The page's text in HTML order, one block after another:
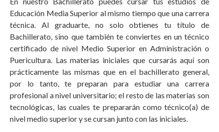
Educación Media Superior al mismo tiempo que una carrera
técnica. Al graduarte, no solo obtienes tu título de
Bachillerato, sino que también te conviertes en un técnico
certificado de nivel Medio Superior en Administración o
Puericultura. Las materias iniciales que cursarás aquí son
prácticamente las mismas que en el bachillerato general,
por lo tanto, te preparan para estudiar una carrera
profesional a nivel universitario; el resto de las materias son
tecnológicas, las cuales te prepararán como técnico(a) de
nivel medio superior y se cursan junto con las iniciales.